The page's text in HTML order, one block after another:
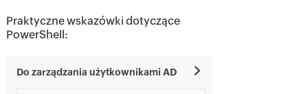
Praktyczne wskazówki dotyczące
PowerShell:
Do zarządzania użytkownikami AD